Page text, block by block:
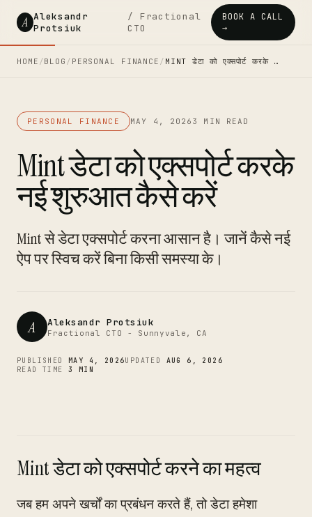
A Aleksandr
Protsiuk
/ Fractional
CTO
BOOK A CALL
→
HOME /BLOG / PERSONAL FINANCE / MINT डेटा को एक्सपोर्ट करके …
PERSONAL FINANCE MAY 4, 2026 3 MIN READ
Mint डेटा को एक्सपोर्ट करके
नई शुरुआत कैसे करें
Mint से डेटा एक्सपोर्ट करना आसान है। जानें कैसे नई
ऐप पर स्विच करें बिना किसी समस्या के।
A Aleksandr Protsiuk
Fractional CTO - Sunnyvale, CA
PUBLISHED MAY 4, 2026UPDATED AUG 6, 2026
READ TIME 3 MIN
Mint डेटा को एक्सपोर्ट करने का महत्व
जब हम अपने खर्चों का प्रबंधन करते हैं, तो डेटा हमेशा